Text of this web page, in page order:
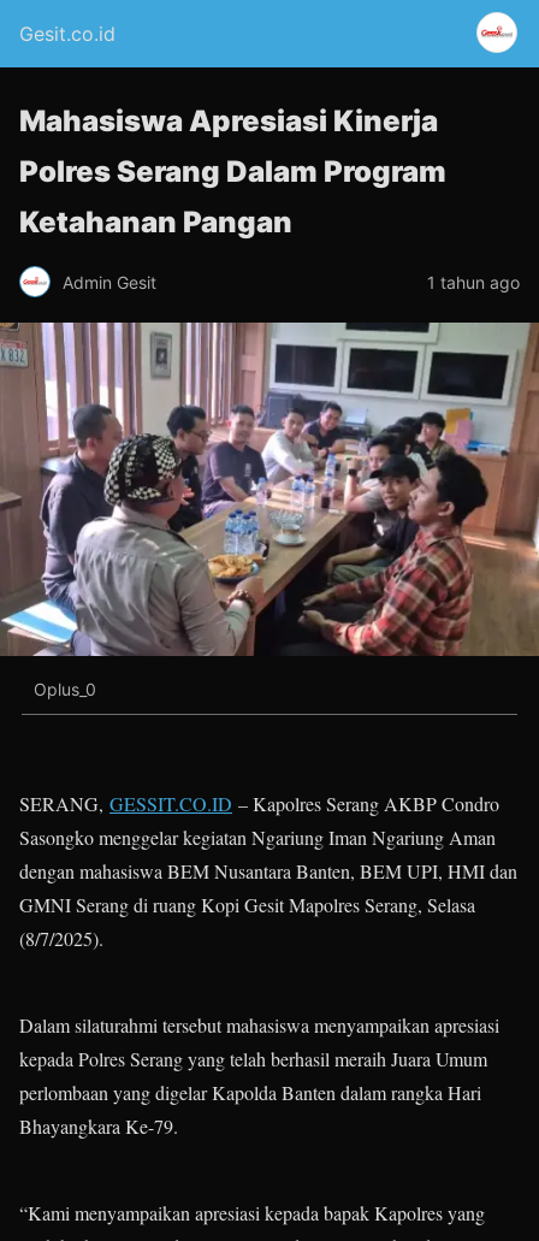
Gesit.co.id
Mahasiswa Apresiasi Kinerja
Polres Serang Dalam Program
Ketahanan Pangan
Admin Gesit 1 tahun ago
Oplus_0
SERANG, GESSIT.CO.ID – Kapolres Serang AKBP Condro
Sasongko menggelar kegiatan Ngariung Iman Ngariung Aman
dengan mahasiswa BEM Nusantara Banten, BEM UPI, HMI dan
GMNI Serang di ruang Kopi Gesit Mapolres Serang, Selasa
(8/7/2025).
Dalam silaturahmi tersebut mahasiswa menyampaikan apresiasi
kepada Polres Serang yang telah berhasil meraih Juara Umum
perlombaan yang digelar Kapolda Banten dalam rangka Hari
Bhayangkara Ke-79.
“Kami menyampaikan apresiasi kepada bapak Kapolres yang